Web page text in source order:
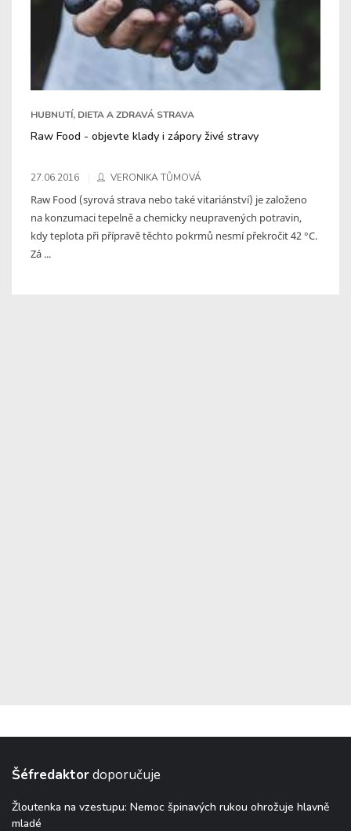
HUBNUTÍ, DIETA A ZDRAVÁ STRAVA
Raw Food - objevte klady i zápory živé stravy
27.06.2016 VERONIKA TŮMOVÁ
Raw Food (syrová strava nebo také vitariánství) je založeno
na konzumaci tepelně a chemicky neupravených potravin,
kdy teplota při přípravě těchto pokrmů nesmí překročit 42 °C.
Zá ...
Šéfredaktordoporučuje
Žloutenka na vzestupu: Nemoc špinavých rukou ohrožuje hlavně
mladé